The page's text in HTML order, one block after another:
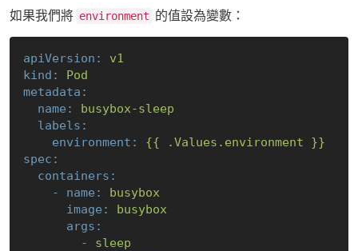
如果我們將 environment 的值設為變數：
apiVersion:
v1
kind:
Pod
metadata:
name:
busybox-sleep
labels:
environment:
{{ .Values.environment
}}
spec:
containers:
-
name:
busybox
image:
busybox
args:
-
sleep